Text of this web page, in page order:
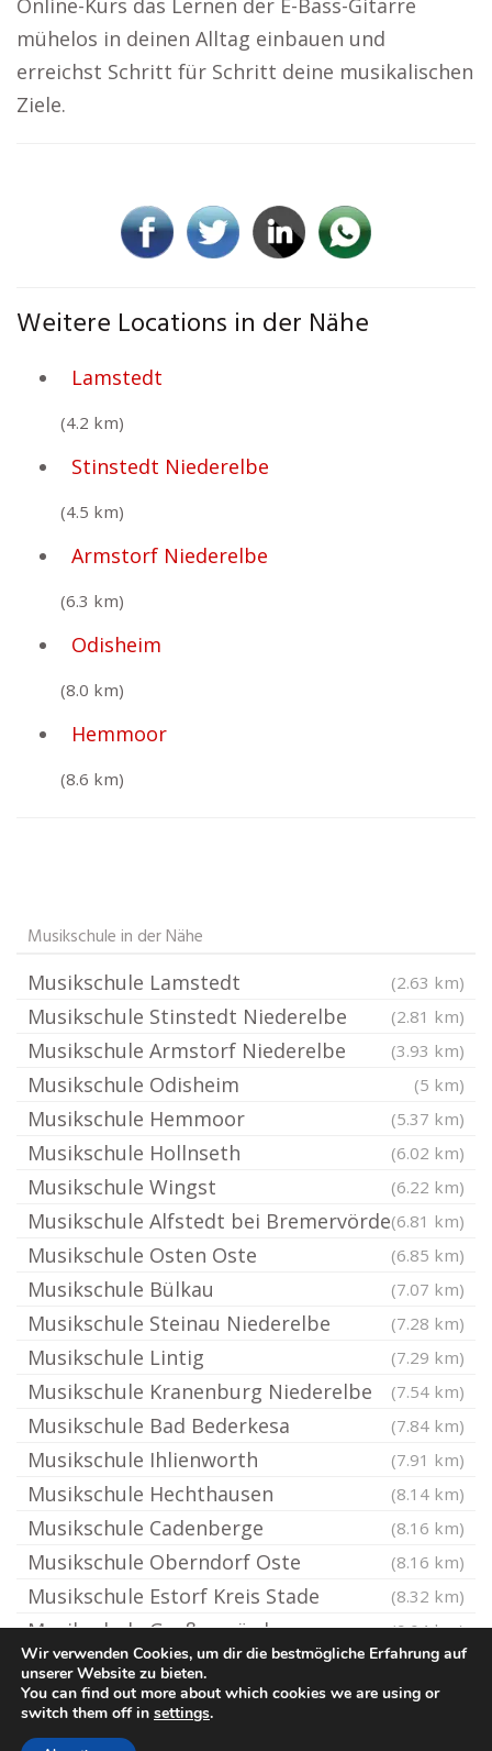
Online-Kurs das Lernen der E-Bass-Gitarre
mühelos in deinen Alltag einbauen und
erreichst Schritt für Schritt deine musikalischen
Ziele.
Weitere Locations in der Nähe
Lamstedt
(4.2 km)
Stinstedt Niederelbe
(4.5 km)
Armstorf Niederelbe
(6.3 km)
Odisheim
(8.0 km)
Hemmoor
(8.6 km)
Musikschule in der Nähe
Musikschule Lamstedt (2.63 km)
Musikschule Stinstedt Niederelbe (2.81 km)
Musikschule Armstorf Niederelbe (3.93 km)
Musikschule Odisheim (5 km)
Musikschule Hemmoor (5.37 km)
Musikschule Hollnseth (6.02 km)
Musikschule Wingst (6.22 km)
Musikschule Alfstedt bei Bremervörde(6.81 km)
Musikschule Osten Oste (6.85 km)
Musikschule Bülkau (7.07 km)
Musikschule Steinau Niederelbe (7.28 km)
Musikschule Lintig (7.29 km)
Musikschule Kranenburg Niederelbe (7.54 km)
Musikschule Bad Bederkesa (7.84 km)
Musikschule Ihlienworth (7.91 km)
Musikschule Hechthausen (8.14 km)
Musikschule Cadenberge (8.16 km)
Musikschule Oberndorf Oste (8.16 km)
Musikschule Estorf Kreis Stade (8.32 km)
Musikschule Großenwörden (9.04 km)
© Ton-Musikschule.de
Wir verwenden Cookies, um dir die bestmögliche Erfahrung auf
unserer Website zu bieten.
You can find out more about which cookies we are using or
switch them off in settings.